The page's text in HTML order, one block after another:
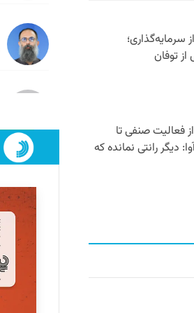
سرمایه‌گذاری؛
توفان
فعالیت صنفی تا
دیگر رانتی نمانده که